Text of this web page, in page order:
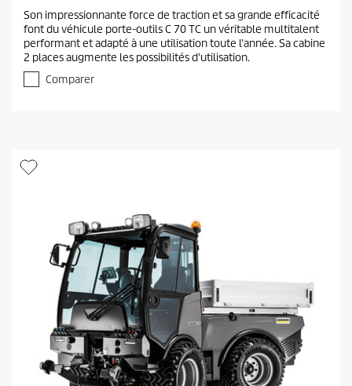
0
s
u
r
é
e
s
Son impressionnante force de traction et sa grande efficacité
font du véhicule porte-outils C 70 TC un véritable multitalent
performant et adapté à une utilisation toute l'année. Sa cabine
2 places augmente les possibilités d'utilisation.
Comparer